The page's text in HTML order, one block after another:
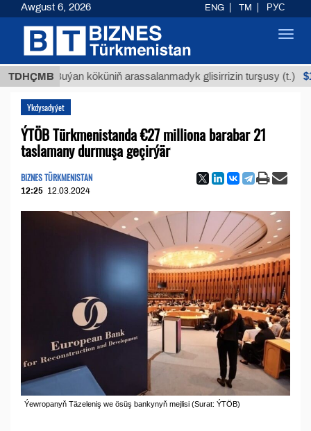
TDHÇMB
Buýan köküniň arassalanmadyk glisirrizin turşusy (t.)
Ykdysadyýet
ÝTÖB Türkmenistanda €27 milliona barabar 21
taslamany durmuşa geçirýär
BIZNES TÜRKMENISTAN
12:25 12.03.2024
Ýewropanyň Täzeleniş we ösüş bankynyň mejlisi (Surat: ÝTÖB)
Awgust 6, 2026 ENG TM РУС